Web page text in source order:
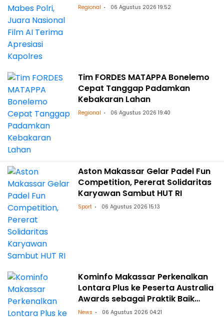
Regional 06 Agustus 2026 19:52
Tim FORDES MATAPPA Bonelemo
Cepat Tanggap Padamkan
Kebakaran Lahan
Regional 06 Agustus 2026 19:40
Aston Makassar Gelar Padel Fun
Competition, Pererat Solidaritas
Karyawan Sambut HUT RI
Sport 06 Agustus 2026 15:13
Kominfo Makassar Perkenalkan
Lontara Plus ke Peserta Australia
Awards sebagai Praktik Baik
Transformasi Digital
News 06 Agustus 2026 04:21